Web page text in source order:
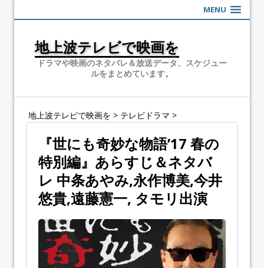
MENU
地上波テレビで映画を
ドラマや映画のネタバレ＆放送データ、スケジュー
ルをまとめています。
地上波テレビで映画を > テレビドラマ >
『世にも奇妙な物語’17 春の
特別編』あらすじ＆ネタバ
レ 中条あやみ,永作博美,今井
悠貴,遠藤憲一, タモリ出演